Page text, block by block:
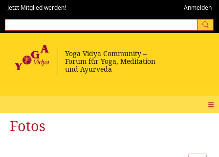
Jetzt Mitglied werden! Anmelden
Fotos